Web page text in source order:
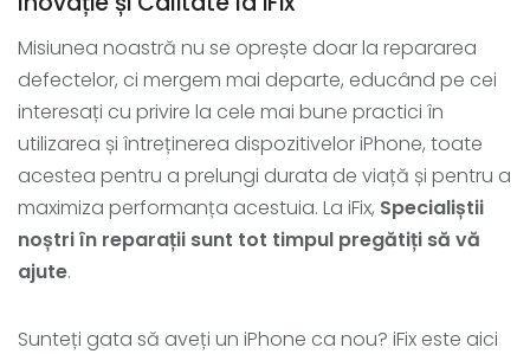
Misiunea noastră nu se oprește doar la repararea
defectelor, ci mergem mai departe, educând pe cei
interesați cu privire la cele mai bune practici în
utilizarea și întreținerea dispozitivelor iPhone, toate
acestea pentru a prelungi durata de viață și pentru a
maximiza performanța acestuia. La iFix, Specialiștii
noștri în reparații sunt tot timpul pregătiți să vă
ajute.
Sunteți gata să aveți un iPhone ca nou? iFix este aici